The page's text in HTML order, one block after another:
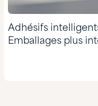
Adhésifs
Emballages plus